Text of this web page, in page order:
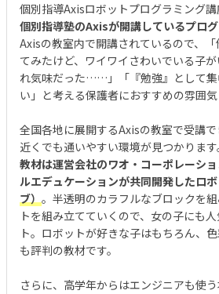
個別指導Axisロボットプログラミング
個別指導塾のAxisが開講しているプロ
Axisの教室内で開講されているので、
てみたけど、ワイワイさわいでいる子
れ気味だった……」「『勉強』として集
い」と考える保護者におすすめの雰囲気
全国各地に展開するAxisの教室で受講
近くでも通いやすい環境が見つかります
教材は運営会社のワオ・コーポレーシ
ルエデュケーションが共同開発したロボ
ブ）。半透明のカラフルなブロックを
トを組み立てていくので、女の子にも
ト。ロボットが好きな子はもちろん、
も評判の教材です。
さらに、高学年からはエンジニアも使